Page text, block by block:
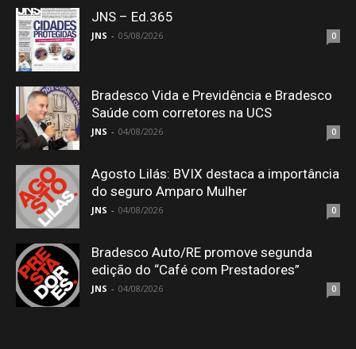
JNS – Ed.365
JNS - 05/08/2026 0
Bradesco Vida e Previdência e Bradesco
Saúde com corretores na UCS
JNS - 04/08/2026 0
Agosto Lilás: BVIX destaca a importância
do seguro Amparo Mulher
JNS - 04/08/2026 0
Bradesco Auto/RE promove segunda
edição do “Café com Prestadores”
JNS - 04/08/2026 0